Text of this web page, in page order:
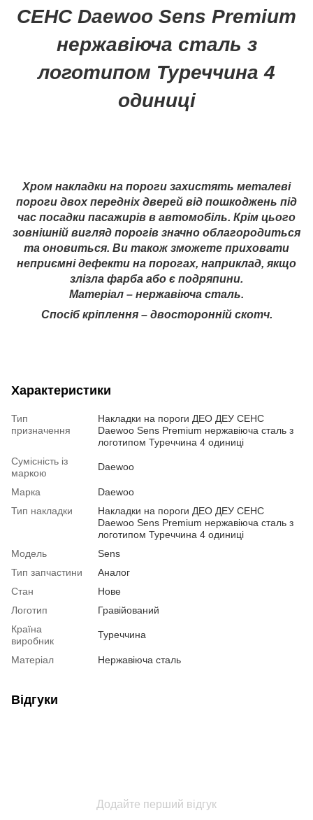
СЕНС Daewoo Sens Premium
нержавіюча сталь з
логотипом Туреччина 4
одиниці
Хром накладки на пороги захистять металеві
пороги двох передніх дверей від пошкоджень під
час посадки пасажирів в автомобіль. Крім цього
зовнішній вигляд порогів значно облагородиться
та оновиться. Ви також зможете приховати
неприємні дефекти на порогах, наприклад, якщо
злізла фарба або є подряпини.
Матеріал – нержавіюча сталь.
Спосіб кріплення – двосторонній скотч.
Характеристики
Тип
призначення
Накладки на пороги ДЕО ДЕУ СЕНС
Daewoo Sens Premium нержавіюча сталь з
логотипом Туреччина 4 одиниці
Сумісність із
маркою
Daewoo
Марка
Daewoo
Тип накладки
Накладки на пороги ДЕО ДЕУ СЕНС
Daewoo Sens Premium нержавіюча сталь з
логотипом Туреччина 4 одиниці
Модель
Sens
Тип запчастини
Аналог
Стан
Нове
Логотип
Гравійований
Країна
виробник
Туреччина
Матеріал Нержавіюча сталь
Відгуки
Додайте перший відгук